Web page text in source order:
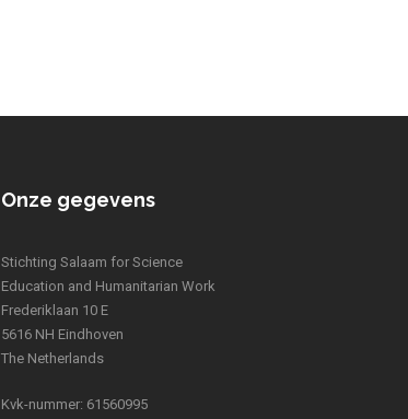
Onze gegevens
Stichting Salaam for Science
Education and Humanitarian Work
Frederiklaan 10 E
5616 NH Eindhoven
The Netherlands
Kvk-nummer: 61560995